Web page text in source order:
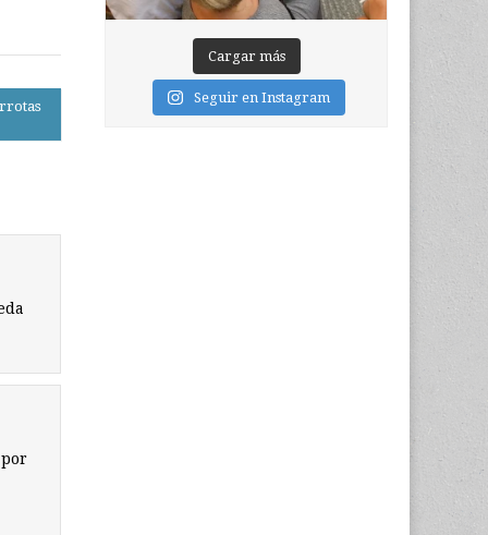
Cargar más
Seguir en Instagram